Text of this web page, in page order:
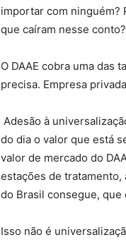
importar com ninguém?
que caíram nesse conto?
O DAAE cobra uma das
precisa. Empresa
Adesão à
do dia o valor que está
valor de mercado do
estações de
do Brasil consegue, que
Isso não é